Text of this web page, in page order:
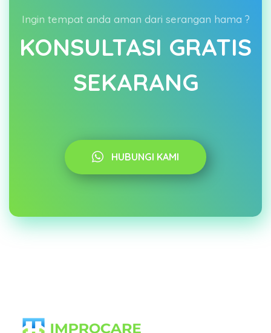
Ingin tempat anda aman dari serangan hama ?
KONSULTASI GRATIS
SEKARANG
HUBUNGI KAMI